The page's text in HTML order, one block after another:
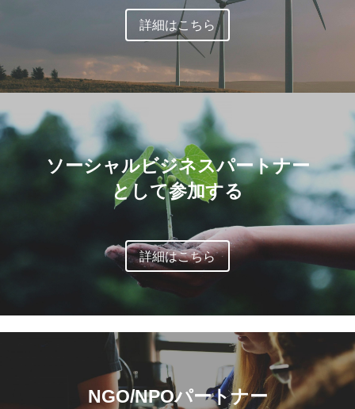
詳細はこちら
ソーシャルビジネスパートナー
として参加する
詳細はこちら
NGO/NPOパートナー